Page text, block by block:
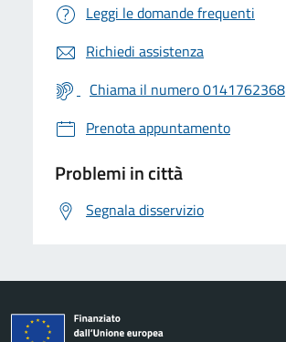
Leggi le domande frequenti
Richiedi assistenza
Chiama il numero 0141762368
Prenota appuntamento
Problemi in città
Segnala disservizio